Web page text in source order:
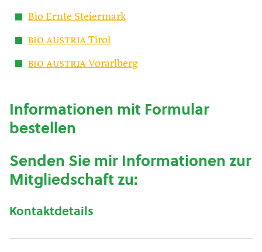
Bio Ernte Steiermark
bio austria Tirol
bio austria Vorarlberg
Informationen mit Formular
bestellen
Senden Sie mir Informationen zur
Mitgliedschaft zu:
Kontaktdetails